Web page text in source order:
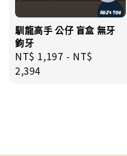
馴龍高手 公仔 盲盒 無牙
鉤牙
Regular
price
NT$ 1,197 - NT$
2,394